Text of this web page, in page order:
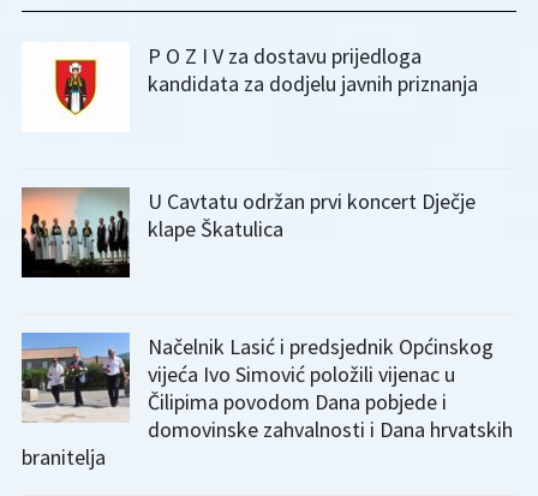
P O Z I V za dostavu prijedloga
kandidata za dodjelu javnih priznanja
U Cavtatu održan prvi koncert Dječje
klape Škatulica
Načelnik Lasić i predsjednik Općinskog
vijeća Ivo Simović položili vijenac u
Čilipima povodom Dana pobjede i
domovinske zahvalnosti i Dana hrvatskih
branitelja